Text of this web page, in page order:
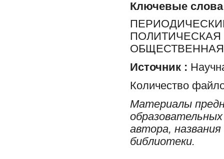
Ключевые слова
Источник :
Количество
Материалы
автора,
библиотеки.